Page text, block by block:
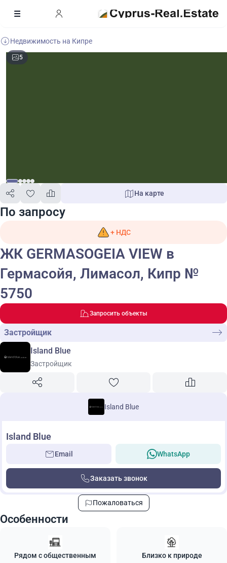
Недвижимость на Кипре
5
По запросу
На карте
+ НДС
ЖК GERMASOGEIA VIEW в
Гермасойя, Лимасол, Кипр №
5750
Запросить объекты
Застройщик
Island Blue
Застройщик
Island Blue
Island Blue
Email WhatsApp
Заказать звонок
Пожаловаться
Особенности
Рядом с общественным
Близко к природе